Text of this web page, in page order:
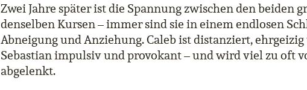
Zwei Jahre später ist die Spannung zwischen den beiden
denselben Kursen – immer sind sie in einem endlosen
Abneigung und Anziehung. Caleb ist distanziert,
Sebastian impulsiv und provokant – und wird viel zu oft
abgelenkt.